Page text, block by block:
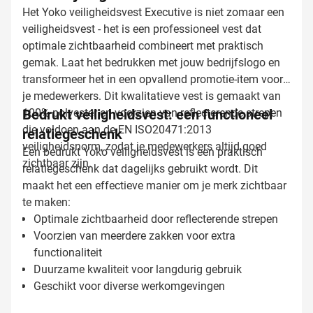
Het Yoko veiligheidsvest Executive is niet zomaar een
veiligheidsvest - het is een professioneel vest dat
optimale zichtbaarheid combineert met praktisch
gemak. Laat het bedrukken met jouw bedrijfslogo en
transformeer het in een opvallend promotie-item voor
je medewerkers. Dit kwalitatieve vest is gemaakt van
100% polyester en voorzien van reflecterende strepen
die voldoen aan de EN ISO20471:2013
veiligheidsnorm, zodat je medewerkers altijd goed
zichtbaar zijn.
Bedrukt veiligheidsvest: een functioneel
relatiegeschenk
Een bedrukt Yoko veiligheidsvest is een praktisch
relatiegeschenk dat dagelijks gebruikt wordt. Dit
maakt het een effectieve manier om je merk zichtbaar
te maken:
Optimale zichtbaarheid door reflecterende strepen
Voorzien van meerdere zakken voor extra
functionaliteit
Duurzame kwaliteit voor langdurig gebruik
Geschikt voor diverse werkomgevingen